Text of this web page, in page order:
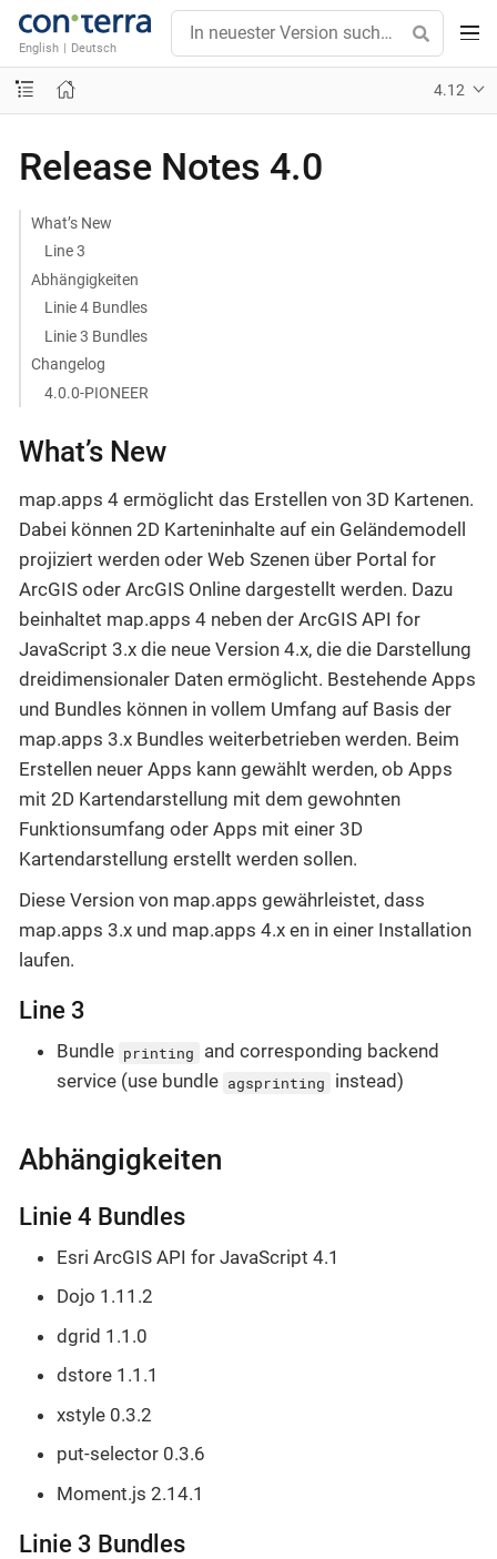
English | Deutsch
4.12
Release Notes 4.0
What’s New
Line 3
Abhängigkeiten
Linie 4 Bundles
Linie 3 Bundles
Changelog
4.0.0-PIONEER
What’s New
map.apps 4 ermöglicht das Erstellen von 3D Kartenen.
Dabei können 2D Karteninhalte auf ein Geländemodell
projiziert werden oder Web Szenen über Portal for
ArcGIS oder ArcGIS Online dargestellt werden. Dazu
beinhaltet map.apps 4 neben der ArcGIS API for
JavaScript 3.x die neue Version 4.x, die die Darstellung
dreidimensionaler Daten ermöglicht. Bestehende Apps
und Bundles können in vollem Umfang auf Basis der
map.apps 3.x Bundles weiterbetrieben werden. Beim
Erstellen neuer Apps kann gewählt werden, ob Apps
mit 2D Kartendarstellung mit dem gewohnten
Funktionsumfang oder Apps mit einer 3D
Kartendarstellung erstellt werden sollen.
Diese Version von map.apps gewährleistet, dass
map.apps 3.x und map.apps 4.x en in einer Installation
laufen.
Line 3
Bundle printing
and corresponding backend
service (use bundle agsprinting instead)
Abhängigkeiten
Linie 4 Bundles
Esri ArcGIS API for JavaScript 4.1
Dojo 1.11.2
dgrid 1.1.0
dstore 1.1.1
xstyle 0.3.2
put-selector 0.3.6
Moment.js 2.14.1
Linie 3 Bundles